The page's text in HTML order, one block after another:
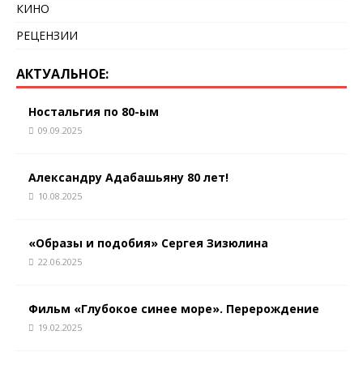
КИНО
РЕЦЕНЗИИ
АКТУАЛЬНОЕ:
Ностальгия по 80-ым
09.09.2025
Александру Адабашьяну 80 лет!
10.08.2025
«Образы и подобия» Сергея Зизюлина
22.06.2025
Фильм «Глубокое синее море». Перерождение
19.02.2025